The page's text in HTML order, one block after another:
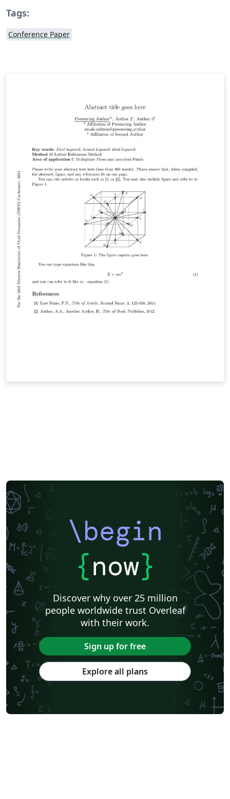
Tags:
Conference Paper
\begin
{now}
Discover why over 25 million
people worldwide trust Overleaf
with their work.
Sign up for free
Explore all plans